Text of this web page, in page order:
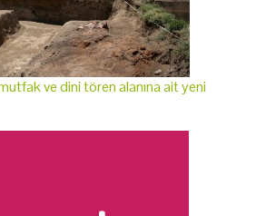
ve dini tören alanına ait yeni